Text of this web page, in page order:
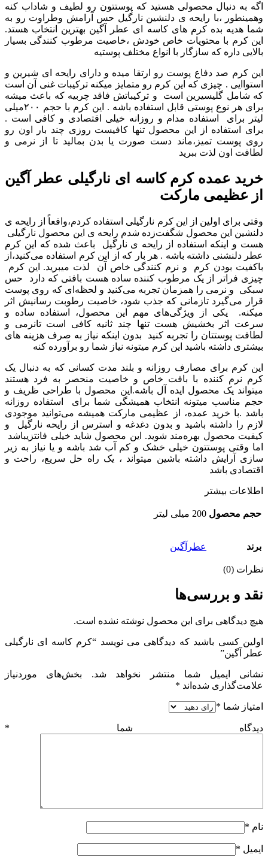
اگه به دنبال محصولی هستید که پوستتون رو لطیف و شاداب کنه
وهمینطور ،با رایحه ی دلنشین نارگیل حس آرامش وطراوت رو به
شما هدیه بده کرم های کاسه ای عطر آگین بهترین انتخاب هستد.
این کرم با محتویات خاص خودش ،خاصیت مرطوب کنندگی بسیار
بالایی داره که سازگار با انواع مختلف پوستیه
این کرم صد دفاع پوست رو ارتقا میده و دارای رایحه ای شیرین و
استواایی . چیزی که این کرم رو متمایز میکنه ترکیبات غنی آن است
که شامل گلیسیرین است و ترکیباتش فاقد چربیه که باعث میشه
برای هر نوع پوستی قابل استفاده باشه . این کرم با حجم ۲۰۰میلی
لیتر برای استفاده مدام و روزانه خیلی اقتصادی و کافی است .
برای استفاده از این محصول تنها کافیست روزی چند بار اون رو
روی پوست تمیز،ماند دست صورت یا بدن بمالید تا از نرمی و
لطافت اون لذت ببرید
خرید عمده کرم کاسه ای نارگیلی عطر آگین
از عظیمی مارکت
وقتی برای اولین از این کرم نارگیلی استفاده کردم،واقعاً از رایحه ی
دلنشین این محصول شگفت‌زده شدم رایحه ی این محصول نارگیلی
هست و اینکه استفاده از رایحه ی نارگیل باعث شده که این کرم
عطر دلنشنی داشته باشه . هر بار که از این کرم استفاده می‌کنید،از
باکفیت بودن کرم و نرم کنندگی خاص آن لذت میبرید. این کرم
چیزی فراتر از یک مرطوب کننده ساده هست بافتی که دارد حس
سبکی و نرمی را همزمان تجربه می‌کنید و لحظه‌ای که روی پوست
قرار می‌گیرد تازمانی که جذب شود، خاصیت رطوبت رسانیش اثر
میکنه. یکی از ویژگی‌های مهم این محصول، استفاده ساده و
سرعت اثر بخشیش هست تنها چند ثانیه کافی است تانرمی و
لطافت پوستتان را تجربه کنید بدون اینکه نیاز به صرف هزینه های
بیشتری داشته باشید این کرم میتونه نیاز شما رو برآورده کنه
این کرم برای مصارف روزانه و بلند مدت کسانی که به دنبال یک
کرم نرم کننده با بافت خاص و خاصیت منحصر به فرد هستند
میتواند یک محصول ایده آل باشه.این محصول با طراحی ظریف و
حجم مناسب میتونه انتخاب همیشگی شما برای استفاده روزانه
باشد .با خرید عمده، از عظیمی مارکت همیشه می‌توانید موجودی
لازم را داشته باشید و بدون دغدغه و استرس از رایحه نارگیل و
کیفیت محصول بهره‌مند شوید. این محصول شاید خیلی فانتزیباشد
اما وقتی پوستتون خیلی خشک و کم آب شد باشه و یا نیاز به زیر
سازی آرایش داشته باشین میتواند ، یک راه حل سریع، راحت و
اقتصادی باشد
اطلاعات بیشتر
حجم محصول 200 میلی لیتر
برند عطرآگین
نظرات (0)
نقد و بررسی‌ها
هیچ دیدگاهی برای این محصول نوشته نشده است.
اولین کسی باشید که دیدگاهی می نویسد “کرم کاسه ای نارگیلی
عطر آگین”
نشانی ایمیل شما منتشر نخواهد شد.
بخش‌های موردنیاز
علامت‌گذاری شده‌اند *
امتیاز شما *
دیدگاه شما *
نام *
ایمیل *